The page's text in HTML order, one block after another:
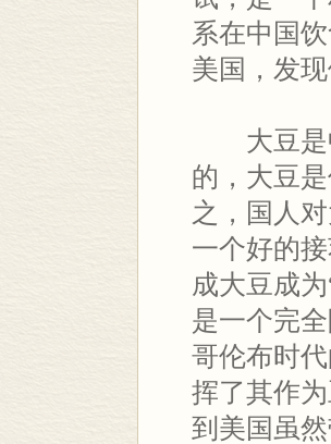
系在中国
美国，发
大豆是中
的，大豆
之，国人
一个好的
成大豆成
是一个完
哥伦布时
挥了其作
到美国虽